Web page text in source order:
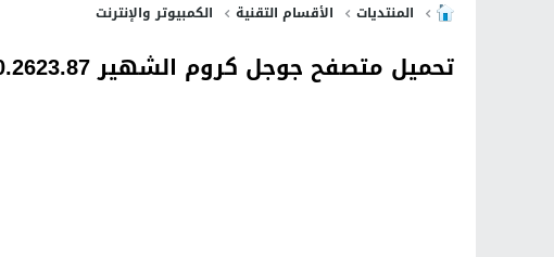
المنتديات
الأقسام التقنية الكمبيوتر والإنترنت
تحميل متصفح جوجل كروم الشهير Google Chrome 49.0.2623.87 احدث اصدار